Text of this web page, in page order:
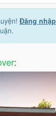
Đăng nhập
: